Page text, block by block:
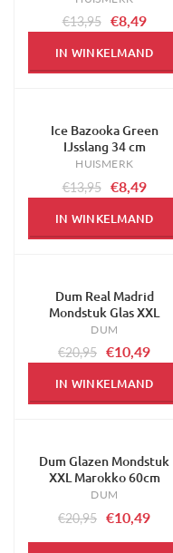
€13,95 €8,49
IN WINKELMAND
-39%Ice Bazooka Green
IJsslang 34 cm
HUISMERK
€13,95 €8,49
IN WINKELMAND
Dum Real Madrid
Mondstuk Glas XXL
DUM
€20,95 €10,49
IN WINKELMAND
-50%
Dum Glazen Mondstuk
XXL Marokko 60cm
DUM
€20,95 €10,49